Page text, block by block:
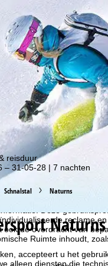
gebruiken we
Deze
reclame
ook de overdracht van
Ruimte inhoudt,
accepteert u het
alleen diensten die
van onze kortingsacties!
reisduur
– 31-05-28 | 7 nachten
Schnalstal Naturns